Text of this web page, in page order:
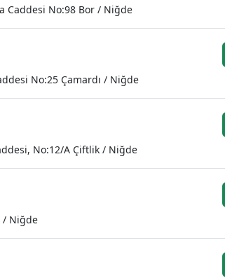
Çanakkale
Diyarbakır
Edirne
Caddesi No:98 Bor / Niğde
No:25 Çamardı / Niğde
No:12/A Çiftlik / Niğde
/ Niğde